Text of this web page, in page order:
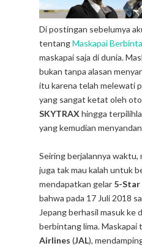
Di postingan sebelumya
tentangMaskapai
maskapai saja di dunia.
bukan tanpa alasan
itu karena telah melewati
yang sangat ketat oleh
SKYTRAX hingga
yang kemudian
Seiring berjalannya waktu,
juga tak mau kalah untuk
mendapatkan gelar 5-
bahwa pada 17 Juli 2018
Jepang berhasil masuk ke
berbintang lima. Maskapai
Airlines (JAL),